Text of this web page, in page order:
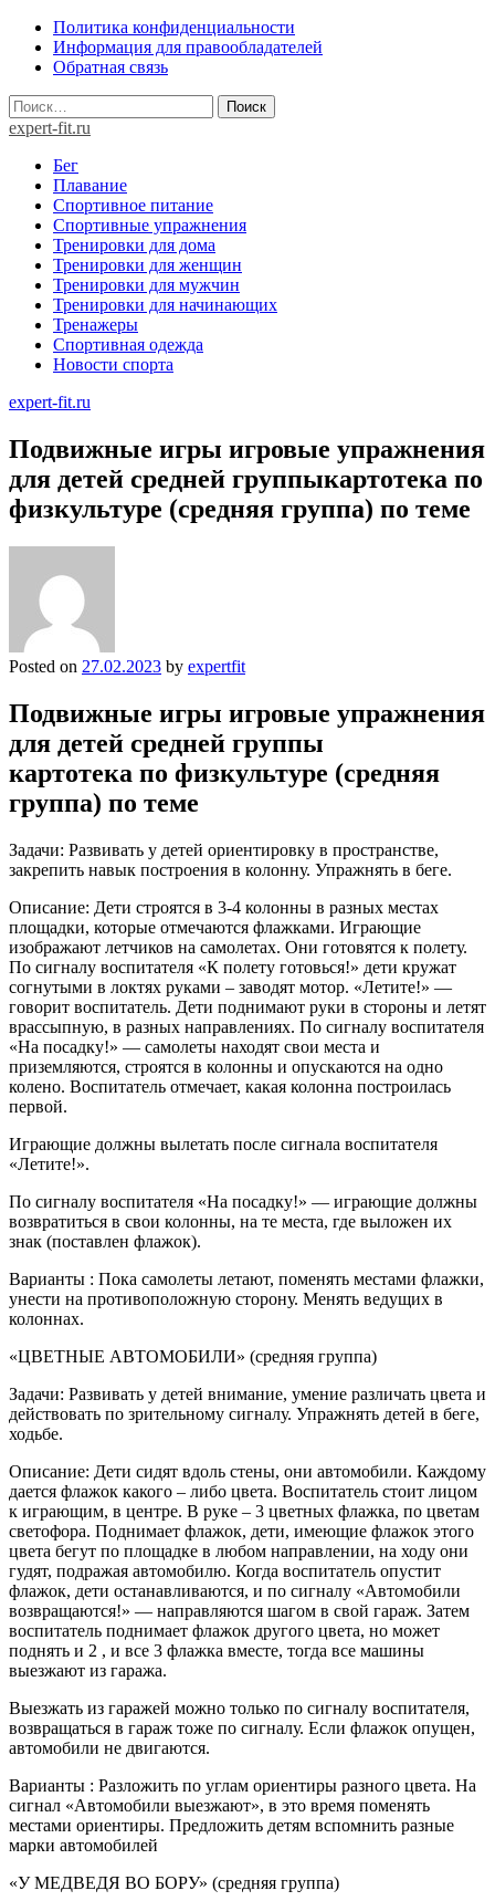
Skip
content
Политика конфиденциальности
Информация для правообладателей
Обратная связь
Найти:
expert-fit.ru
Бег
Плавание
Спортивное питание
Спортивные упражнения
Тренировки для дома
Тренировки для женщин
Тренировки для мужчин
Тренировки для начинающих
Тренажеры
Спортивная одежда
Новости спорта
expert-fit.ru
Подвижные игры игровые упражнения
для детей средней группыкартотека по
физкультуре (средняя группа) по теме
Posted on 27.02.2023 by expertfit
Подвижные игры игровые упражнения
для детей средней группы
картотека по физкультуре (средняя
группа) по теме
Задачи: Развивать у детей ориентировку в пространстве,
закрепить навык построения в колонну. Упражнять в беге.
Описание: Дети строятся в 3-4 колонны в разных местах
площадки, которые отмечаются флажками. Играющие
изображают летчиков на самолетах. Они готовятся к полету.
По сигналу воспитателя «К полету готовься!» дети кружат
согнутыми в локтях руками – заводят мотор. «Летите!» —
говорит воспитатель. Дети поднимают руки в стороны и летят
врассыпную, в разных направлениях. По сигналу воспитателя
«На посадку!» — самолеты находят свои места и
приземляются, строятся в колонны и опускаются на одно
колено. Воспитатель отмечает, какая колонна построилась
первой.
Играющие должны вылетать после сигнала воспитателя
«Летите!».
По сигналу воспитателя «На посадку!» — играющие должны
возвратиться в свои колонны, на те места, где выложен их
знак (поставлен флажок).
Варианты : Пока самолеты летают, поменять местами флажки,
унести на противоположную сторону. Менять ведущих в
колоннах.
«ЦВЕТНЫЕ АВТОМОБИЛИ» (средняя группа)
Задачи: Развивать у детей внимание, умение различать цвета и
действовать по зрительному сигналу. Упражнять детей в беге,
ходьбе.
Описание: Дети сидят вдоль стены, они автомобили. Каждому
дается флажок какого – либо цвета. Воспитатель стоит лицом
к играющим, в центре. В руке – 3 цветных флажка, по цветам
светофора. Поднимает флажок, дети, имеющие флажок этого
цвета бегут по площадке в любом направлении, на ходу они
гудят, подражая автомобилю. Когда воспитатель опустит
флажок, дети останавливаются, и по сигналу «Автомобили
возвращаются!» — направляются шагом в свой гараж. Затем
воспитатель поднимает флажок другого цвета, но может
поднять и 2 , и все 3 флажка вместе, тогда все машины
выезжают из гаража.
Выезжать из гаражей можно только по сигналу воспитателя,
возвращаться в гараж тоже по сигналу. Если флажок опущен,
автомобили не двигаются.
Варианты : Разложить по углам ориентиры разного цвета. На
сигнал «Автомобили выезжают», в это время поменять
местами ориентиры. Предложить детям вспомнить разные
марки автомобилей
«У МЕДВЕДЯ ВО БОРУ» (средняя группа)